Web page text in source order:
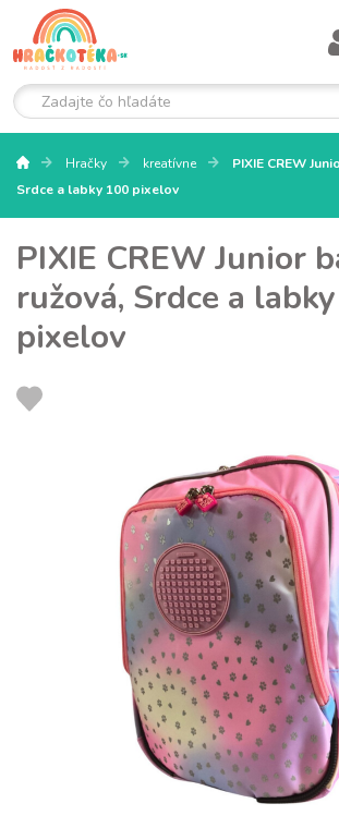
Hračky kreatívne
PIXIE CREW
Srdce a labky 100 pixelov
PIXIE CREW Junior
ružová, Srdce a
pixelov